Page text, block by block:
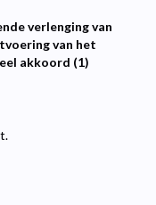
verlenging van
van het
akkoord (1)